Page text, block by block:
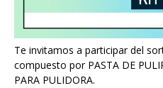
Te invitamos a participar del
compuesto por PASTA DE
PARA PULIDORA.